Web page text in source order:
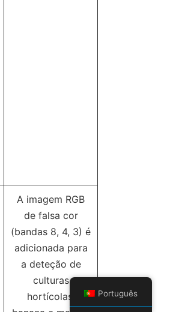
A imagem RGB
de falsa cor
(bandas 8, 4, 3) é
adicionada para
a deteção de
culturas
hortícolas,
Português